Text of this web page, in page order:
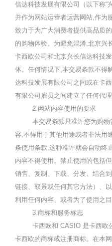
信达科技发展有限公司（以下称“
并作为网站运营者运营网站,作为
致力于为广大消费者提供高品质
的购物体验。为避免混淆,北京兴
卡西欧公司和北京兴长信达科技
体。任何情况下,本交易条款不得
达科技发展有限公司之间或在卡
有限公司雇员之间建立了任何代
2. 网站内容使用的要求
本交易条款只准许您为购
容,不得用于其他用途或者非法用
条使用条款,这种准许就会自动终
内容不得使用。禁止使用的包括
销售、复制、下载、分发、结合
链接、取景或任何其它方法）、
利用任何内容、或者为了使用之
3.商标和服务标志
卡西欧和 CASIO 是卡西欧
卡西欧的商标或注册商标。在本